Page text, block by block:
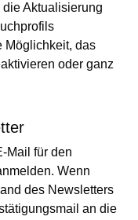
Aktualisierung
Möglichkeit, das
oder ganz
Mail für den
Wenn
des Newsletters
an die